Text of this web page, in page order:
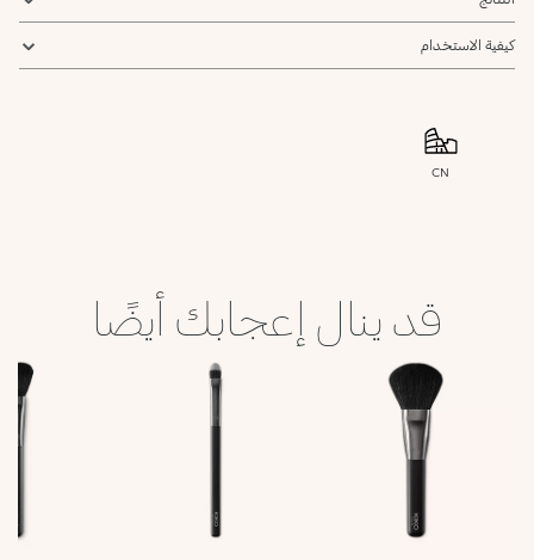
كيفية الاستخدام
CN
قد ينال إعجابك أيضًا